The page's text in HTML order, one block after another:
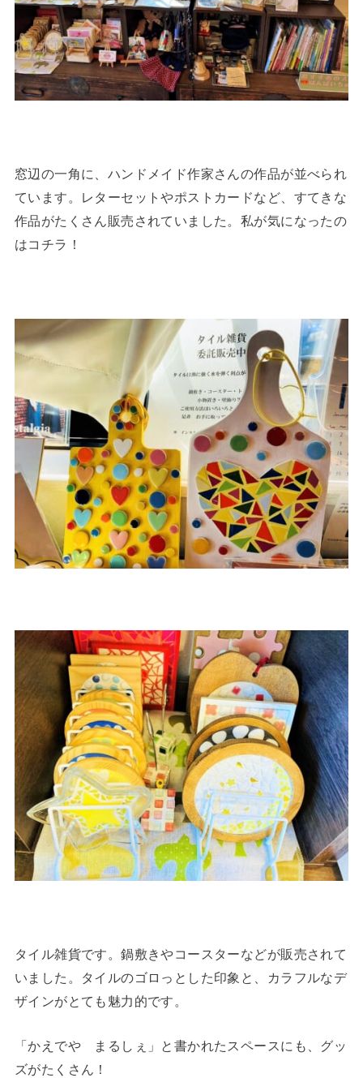
窓辺の一角に、ハンドメイド作家さんの作品が並べられ
ています。レターセットやポストカードなど、すてきな
作品がたくさん販売されていました。私が気になったの
はコチラ！
タイル雑貨です。鍋敷きやコースターなどが販売されて
いました。タイルのゴロっとした印象と、カラフルなデ
ザインがとても魅力的です。
「かえでや まるしぇ」と書かれたスペースにも、グッ
ズがたくさん！